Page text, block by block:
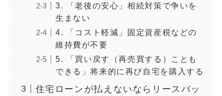
3. 「老後の安心」相続対策で争いを
生まない
4. 「コスト軽減」固定資産税などの
維持費が不要
5. 「買い戻す（再売買する）ことも
できる」将来的に再び自宅を購入する
住宅ローンが払えないならリースバッ